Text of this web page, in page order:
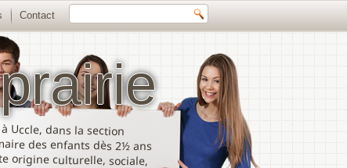
Uccle, dans la section
des enfants dès 2½ ans
culturelle, sociale,
enseignants ont pour
votre enfant le
ses connaissances, dans
la connaissance de
de l’environnement, à
Contact